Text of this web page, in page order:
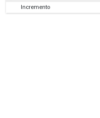
Incremento